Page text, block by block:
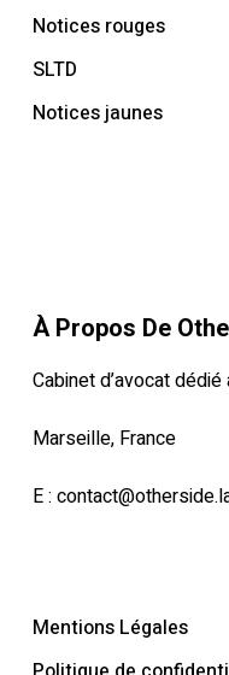
Notices rouges
SLTD
Notices jaunes
À Propos De
Cabinet d’avocat
Marseille, France
E :
Mentions Légales